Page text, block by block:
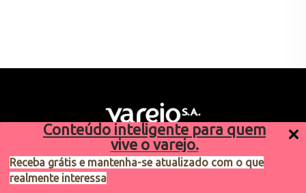
Conteúdo inteligente para quem
vive o varejo.
Receba grátis e mantenha-se atualizado com o que
realmente interessa
Sugestões de pauta